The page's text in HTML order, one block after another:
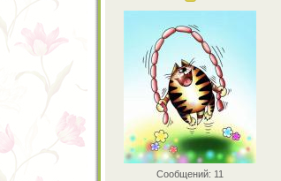
Сообщений: 11